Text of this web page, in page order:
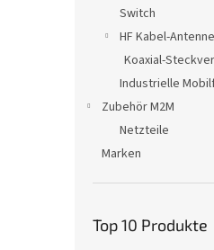
Switch
HF Kabel-
Koaxial-
Industrielle
Zubehör M2M
Netzteile
Marken
Top 10 Produkte